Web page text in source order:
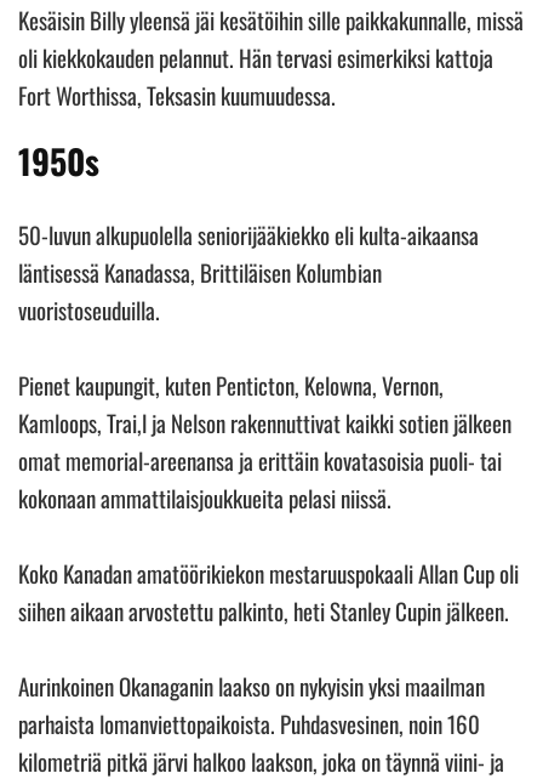
Kesäisin Billy yleensä jäi kesätöihin sille paikkakunnalle, missä
oli kiekkokauden pelannut. Hän tervasi esimerkiksi kattoja
Fort Worthissa, Teksasin kuumuudessa.
1950s
50-luvun alkupuolella seniorijääkiekko eli kulta-aikaansa
läntisessä Kanadassa, Brittiläisen Kolumbian
vuoristoseuduilla.
Pienet kaupungit, kuten Penticton, Kelowna, Vernon,
Kamloops, Trai,l ja Nelson rakennuttivat kaikki sotien jälkeen
omat memorial-areenansa ja erittäin kovatasoisia puoli- tai
kokonaan ammattilaisjoukkueita pelasi niissä.
Koko Kanadan amatöörikiekon mestaruuspokaali Allan Cup oli
siihen aikaan arvostettu palkinto, heti Stanley Cupin jälkeen.
Aurinkoinen Okanaganin laakso on nykyisin yksi maailman
parhaista lomanviettopaikoista. Puhdasvesinen, noin 160
kilometriä pitkä järvi halkoo laakson, joka on täynnä viini- ja